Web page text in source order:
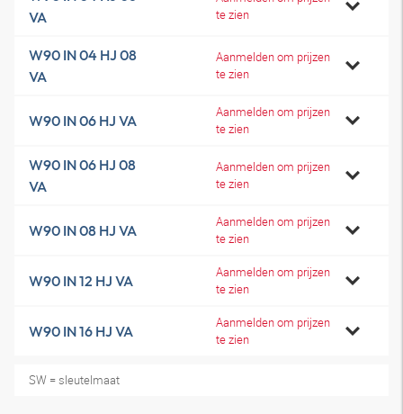
VA
te zien
W90 IN 04 HJ 08
VA
Aanmelden om prijzen
te zien
W90 IN 06 HJ VA
Aanmelden om prijzen
te zien
W90 IN 06 HJ 08
VA
Aanmelden om prijzen
te zien
W90 IN 08 HJ VA
Aanmelden om prijzen
te zien
W90 IN 12 HJ VA
Aanmelden om prijzen
te zien
W90 IN 16 HJ VA
Aanmelden om prijzen
te zien
SW = sleutelmaat